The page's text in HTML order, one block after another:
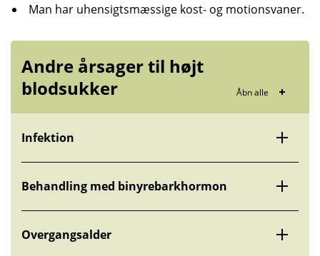
Man har uhensigtsmæssige kost- og motionsvaner.
Andre årsager til højt
blodsukker
Åbn alle
Infektion
Behandling med binyrebarkhormon
Overgangsalder